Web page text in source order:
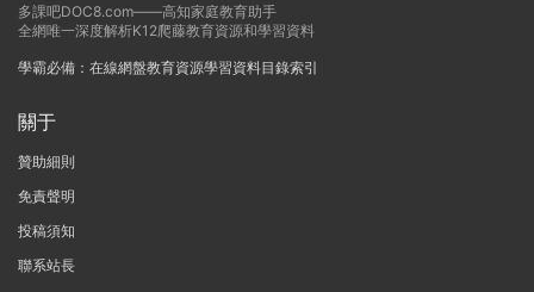
多課吧DOC8.com——高知家庭教育助手
全網唯一深度解析K12爬藤教育資源和學習資料
學霸必備：在線網盤教育資源學習資料目錄索引
關于
贊助細則
免責聲明
投稿須知
聯系站長